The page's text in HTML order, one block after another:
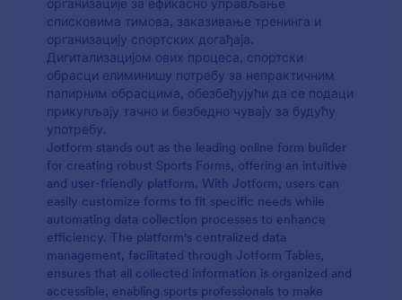
организације за ефикасно управљање
списковима тимова, заказивање тренинга и
организацију спортских догађаја.
Дигитализацијом ових процеса, спортски
обрасци елиминишу потребу за непрактичним
папирним обрасцима, обезбеђујући да се подаци
прикупљају тачно и безбедно чувају за будућу
употребу.
Jotform stands out as the leading online form builder
for creating robust Sports Forms, offering an intuitive
and user-friendly platform. With Jotform, users can
easily customize forms to fit specific needs while
automating data collection processes to enhance
efficiency. The platform's centralized data
management, facilitated through Jotform Tables,
ensures that all collected information is organized and
accessible, enabling sports professionals to make